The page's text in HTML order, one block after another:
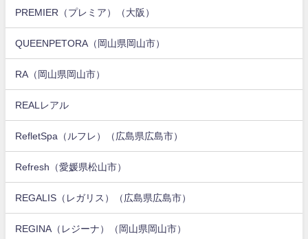
PREMIER（プレミア）（大阪）
QUEENPETORA（岡山県岡山市）
RA（岡山県岡山市）
REALレアル
RefletSpa（ルフレ）（広島県広島市）
Refresh（愛媛県松山市）
REGALIS（レガリス）（広島県広島市）
REGINA（レジーナ）（岡山県岡山市）